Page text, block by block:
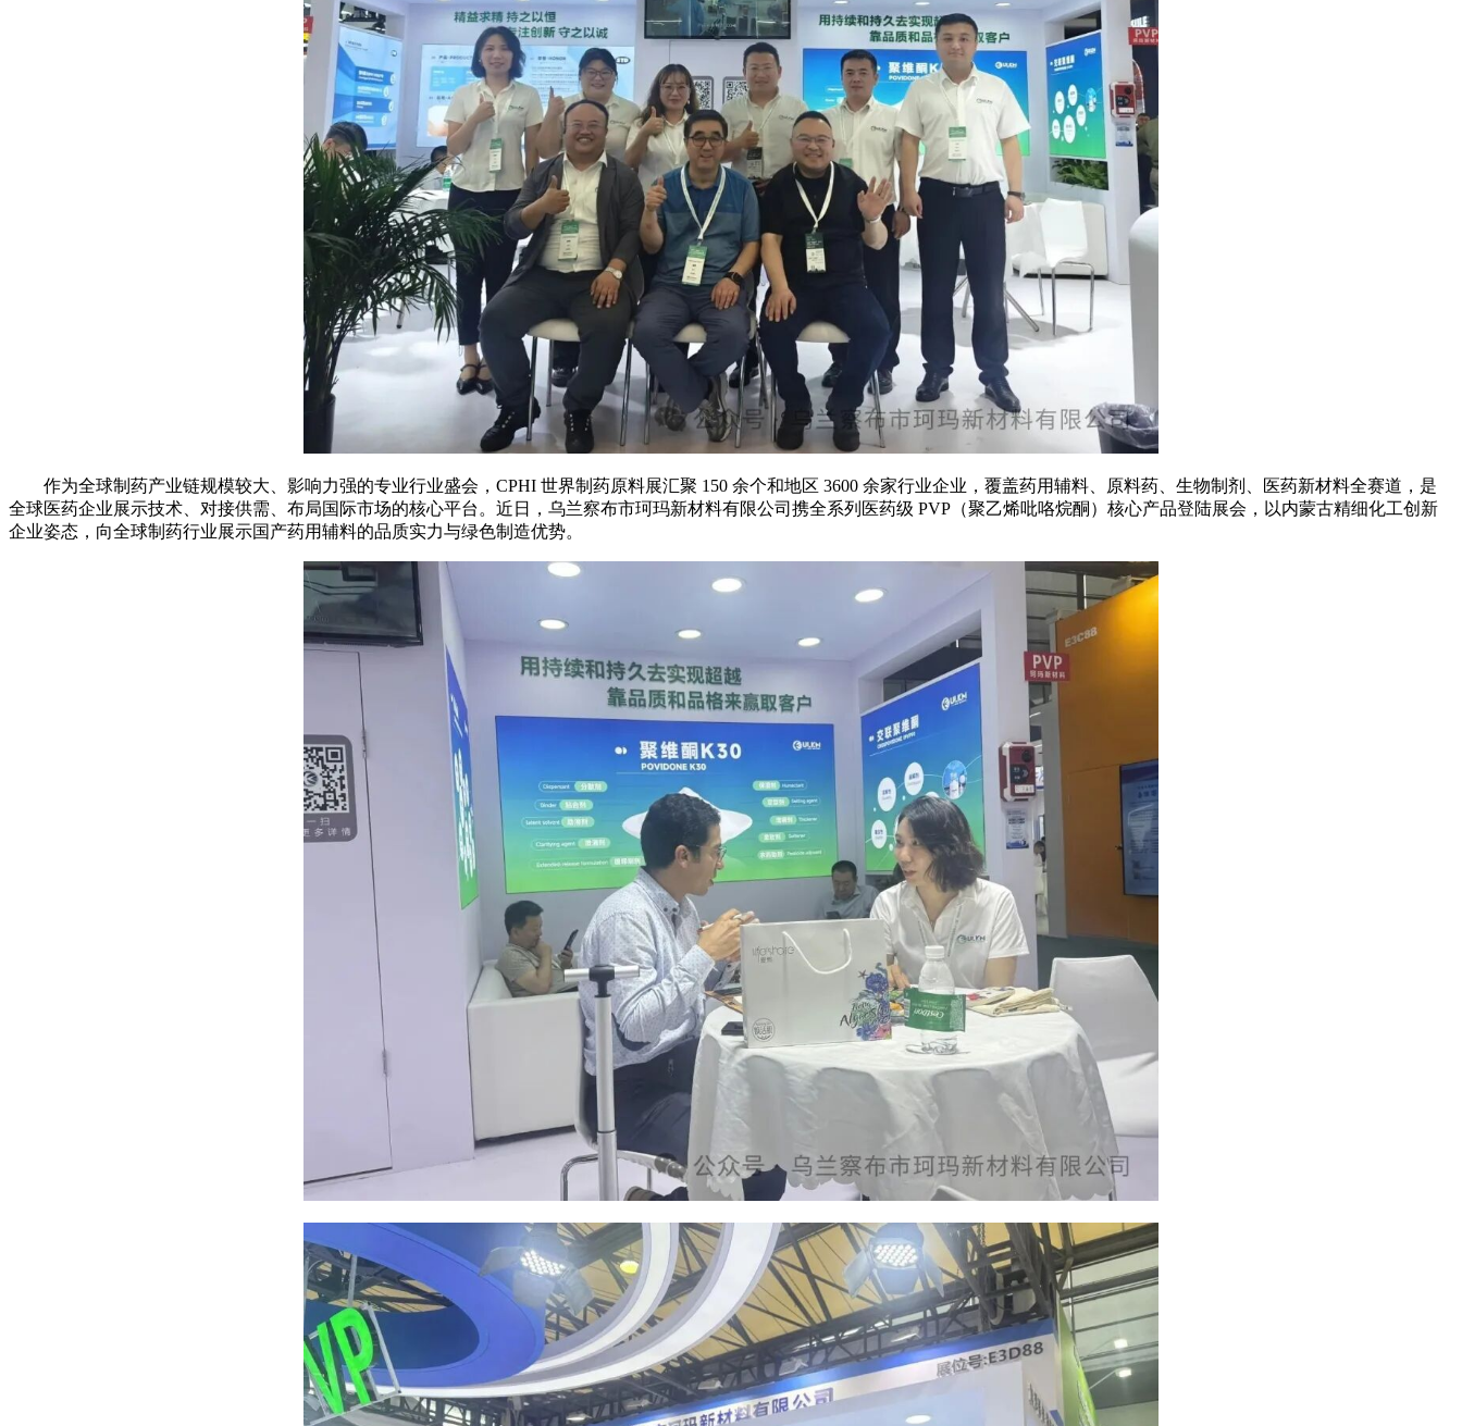
作为全球制药产业链规模较大、影响力强的专业行业盛会，CPHI 世界制药原料展汇聚 150 余个和地区 3600 余家行业企业，覆盖药用辅料、原料药、生物制剂、医药新材料全赛道，是
全球医药企业展示技术、对接供需、布局国际市场的核心平台。近日，乌兰察布市珂玛新材料有限公司携全系列医药级 PVP（聚乙烯吡咯烷酮）核心产品登陆展会，以内蒙古精细化工创新
企业姿态，向全球制药行业展示国产药用辅料的品质实力与绿色制造优势。